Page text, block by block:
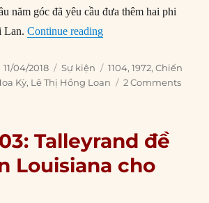
năm góc đã yêu cầu đưa thêm hai phi
Lan.Continue reading“11/04/1972: B-52 tấn
Posted
on
11/04/2018 Categories
Sự kiện Tags
1104,1972,Chiến
Kỳ, Lê Thị Hồng Loan 2 Comments
Talleyrand đề
Louisiana cho